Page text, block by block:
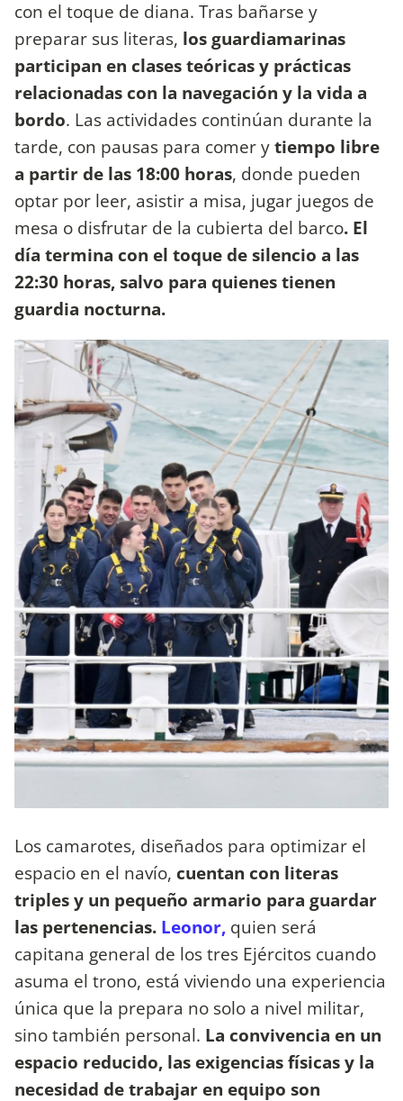
con el toque de diana. Tras bañarse y
preparar sus literas, los guardiamarinas
participan en clases teóricas y prácticas
relacionadas con la navegación y la vida a
bordo. Las actividades continúan durante la
tarde, con pausas para comer ytiempo libre
a partir de las 18:00 horas, donde pueden
optar por leer, asistir a misa, jugar juegos de
mesa o disfrutar de la cubierta del barco. El
día termina con el toque de silencio a las
22:30 horas, salvo para quienes tienen
guardia nocturna.
Los camarotes, diseñados para optimizar el
espacio en el navío, cuentan con literas
triples y un pequeño armario para guardar
las pertenencias. Leonor, quien será
capitana general de los tres Ejércitos cuando
asuma el trono, está viviendo una experiencia
única que la prepara no solo a nivel militar,
sino también personal. La convivencia en un
espacio reducido, las exigencias físicas y la
necesidad de trabajar en equipo son